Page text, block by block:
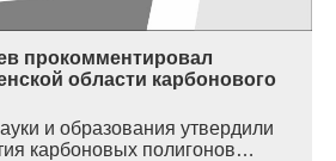
прокомментировал
области карбонового
и образования утвердили
карбоновых полигонов…